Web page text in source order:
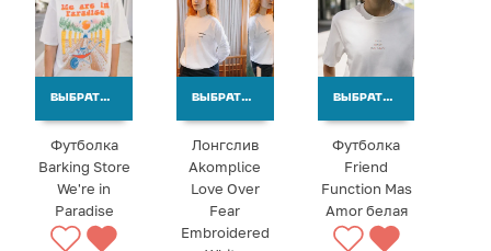
ВЫБРАТЬ ВАРИАНТЫ
Футболка
Barking Store
We're in
Paradise
ВЫБРАТЬ ВАРИАНТЫ
Лонгслив
Akomplice
Love Over
Fear
Embroidered
ВЫБРАТЬ ВАРИАНТЫ
Футболка
Friend
Function Mas
Amor белая